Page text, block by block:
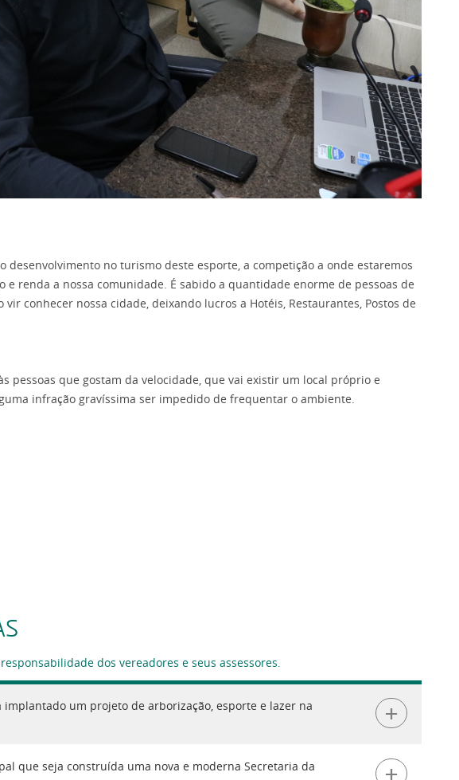
no turismo deste esporte, a competição a onde estaremos
renda a nossa comunidade. É sabido a quantidade enorme de pessoas de
conhecer nossa cidade, deixando lucros a Hotéis, Restaurantes, Postos de
pessoas que gostam da velocidade, que vai existir um local próprio e
infração gravíssima ser impedido de frequentar o ambiente.
dos vereadores e seus assessores.
implantado um projeto de arborização, esporte e lazer na
+
que seja construída uma nova e moderna Secretaria da
+